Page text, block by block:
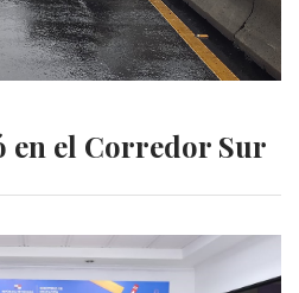
en el Corredor Sur